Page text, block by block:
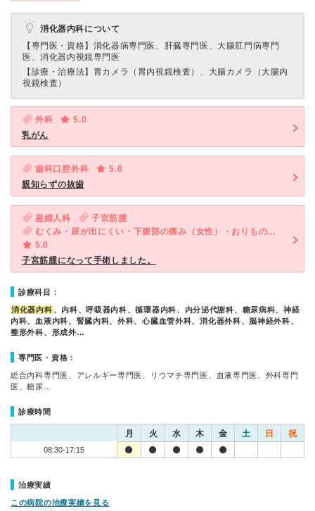
消化器内科について
【専門医・資格】 消化器病専門医、肝臓専門医、大腸肛門病専門
医、消化器内視鏡専門医
【診療・治療法】 胃カメラ（胃内視鏡検査）、大腸カメラ（大腸内
視鏡検査）
外科
5.0
乳がん
歯科口腔外科
5.0
親知らずの抜歯
産婦人科
子宮筋腫
むくみ・尿が出にくい・下腹部の痛み（女性）・おりものの異常（女性）
5.0
子宮筋腫になって手術しました。
診療科目：
消化器内科 、内科、呼吸器内科、循環器内科、内分泌代謝科、糖尿病科、神経
内科、血液内科、腎臓内科、外科、心臓血管外科、消化器外科、脳神経外科、
整形外科、形成外…
専門医・資格：
総合内科専門医、アレルギー専門医、リウマチ専門医、血液専門医、外科専門
医、糖尿…
診療時間
月 火 水 木 金 土 日 祝
08:30-17:15
治療実績
この病院の治療実績を見る